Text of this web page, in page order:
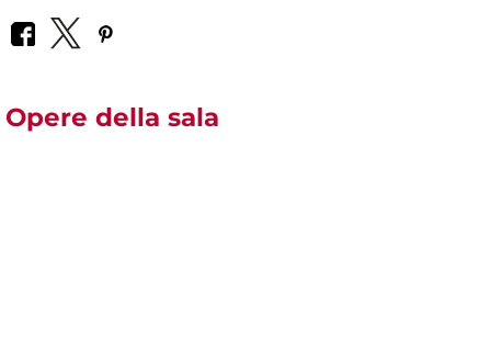
Opere della sala